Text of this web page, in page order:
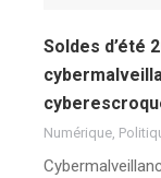
Soldes d’été
Numérique,